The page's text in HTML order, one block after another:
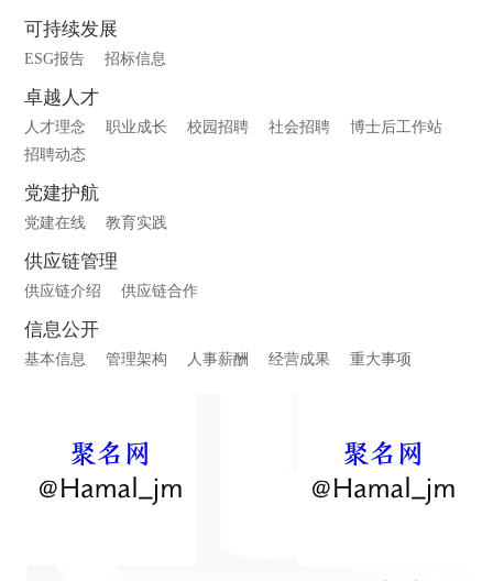
可持续发展
ESG报告 招标信息
卓越人才
人才理念 职业成长 校园招聘 社会招聘
博士后工作站
招聘动态
党建护航
党建在线 教育实践
供应链管理
供应链介绍 供应链合作
信息公开
基本信息 管理架构 人事薪酬 经营成果 重大事项